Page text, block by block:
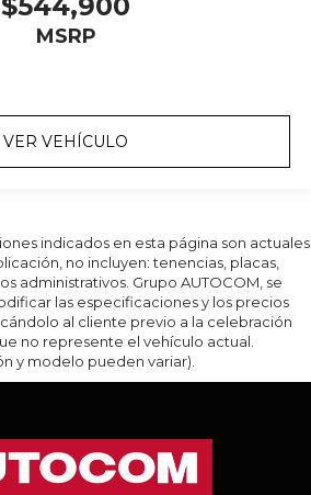
MSRP
VER VEHÍCULO
indicados en esta página son actuales
no incluyen: tenencias, placas,
administrativos. Grupo AUTOCOM, se
las especificaciones y los precios
al cliente previo a la celebración
no represente el vehículo actual.
y modelo pueden variar).